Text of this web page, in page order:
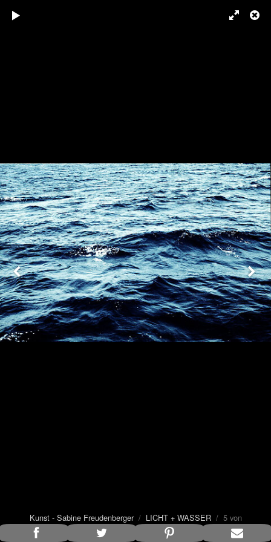
Kunst - Sabine Freudenberger/ LICHT + WASSER/ 5 von
7Bildunterschrift anzeigen